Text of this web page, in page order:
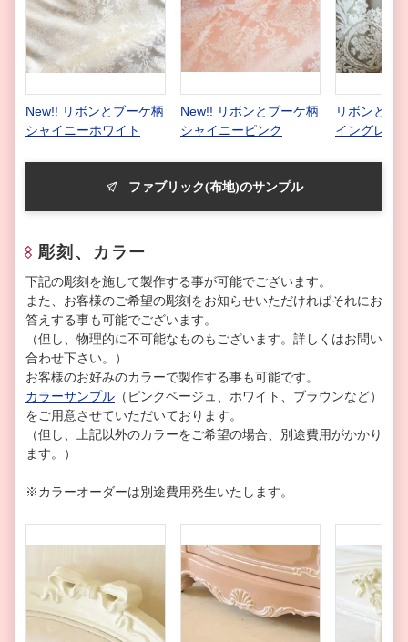
New!! リボンとブーケ柄
シャイニーホワイト
New!! リボンとブーケ柄
シャイニーピンク
リボンとブ
イングレー
ファブリック(布地)のサンプル
彫刻、カラー
下記の彫刻を施して製作する事が可能でございます。
また、お客様のご希望の彫刻をお知らせいただければそれにお
答えする事も可能でございます。
（但し、物理的に不可能なものもございます。詳しくはお問い
合わせ下さい。）
お客様のお好みのカラーで製作する事も可能です。
カラーサンプル （ピンクベージュ、ホワイト、ブラウンなど）
をご用意させていただいております。
（但し、上記以外のカラーをご希望の場合、別途費用がかかり
ます。）
※カラーオーダーは別途費用発生いたします。